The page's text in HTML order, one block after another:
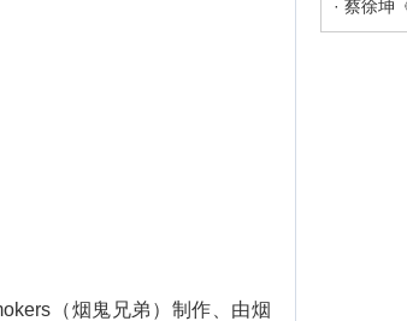
（烟鬼兄弟）制作、由烟